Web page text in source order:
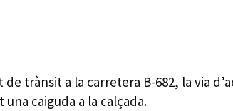
trànsit a la carretera B-682, la via
una caiguda a la calçada.